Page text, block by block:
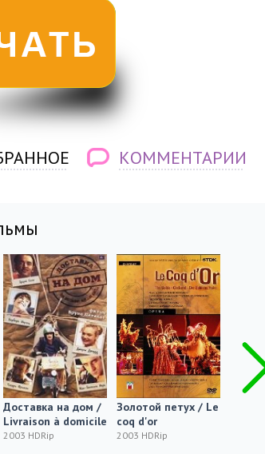
КОММЕНТАРИИ
Доставка на дом /
Livraison à domicile
2003 HDRip
Золотой петух / Le
coq d'or
2003 HDRip